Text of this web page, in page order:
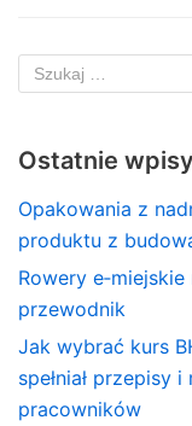
Ostatnie wpisy
Opakowania z
produktu z
Rowery
przewodnik
Jak wybrać kurs
spełniał przepisy
pracowników